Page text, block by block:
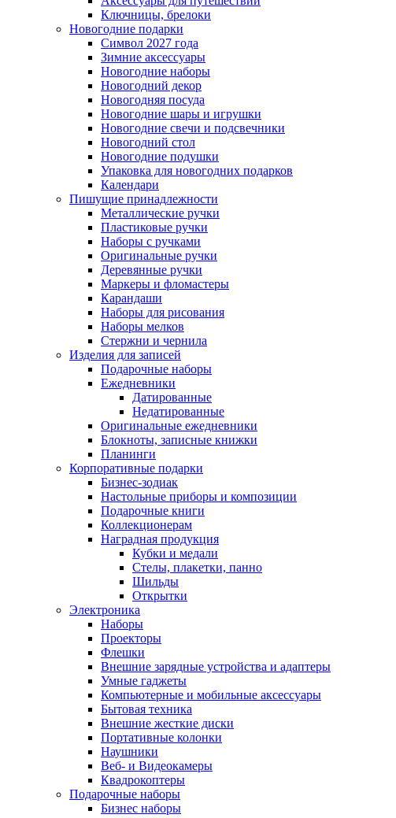
Ключницы, брелоки
Новогодние подарки
Символ 2027 года
Зимние аксессуары
Новогодние наборы
Новогодний декор
Новогодняя посуда
Новогодние шары и игрушки
Новогодние свечи и подсвечники
Новогодний стол
Новогодние подушки
Упаковка для новогодних подарков
Календари
Пишущие принадлежности
Металлические ручки
Пластиковые ручки
Наборы с ручками
Оригинальные ручки
Деревянные ручки
Маркеры и фломастеры
Карандаши
Наборы для рисования
Наборы мелков
Стержни и чернила
Изделия для записей
Подарочные наборы
Ежедневники
Датированные
Недатированные
Оригинальные ежедневники
Блокноты, записные книжки
Планинги
Корпоративные подарки
Бизнес-зодиак
Настольные приборы и композиции
Подарочные книги
Коллекционерам
Наградная продукция
Кубки и медали
Стелы, плакетки, панно
Шильды
Открытки
Электроника
Наборы
Проекторы
Флешки
Внешние зарядные устройства и адаптеры
Умные гаджеты
Компьютерные и мобильные аксессуары
Бытовая техника
Внешние жесткие диски
Портативные колонки
Наушники
Веб- и Видеокамеры
Квадрокоптеры
Подарочные наборы
Бизнес наборы